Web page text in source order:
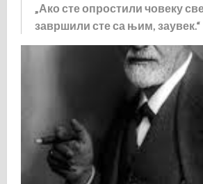
„Ако сте опростили човеку
завршили сте са њим, заувек.“